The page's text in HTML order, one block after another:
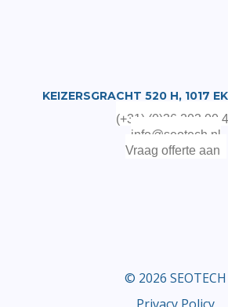
KEIZERSGRACHT 520 H, 1017
(+31) (0)36 203 00
info@seotech.nl
Vraag offerte aan
© 2026 SEOTECH